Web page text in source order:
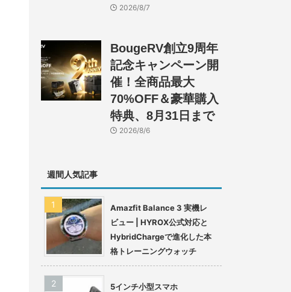
2026/8/7
BougeRV創立9周年
記念キャンペーン開
催！全商品最大
70%OFF＆豪華購入
特典、8月31日まで
2026/8/6
週間人気記事
Amazfit Balance 3 実機レ
ビュー | HYROX公式対応と
HybridChargeで進化した本
格トレーニングウォッチ
5インチ小型スマホ